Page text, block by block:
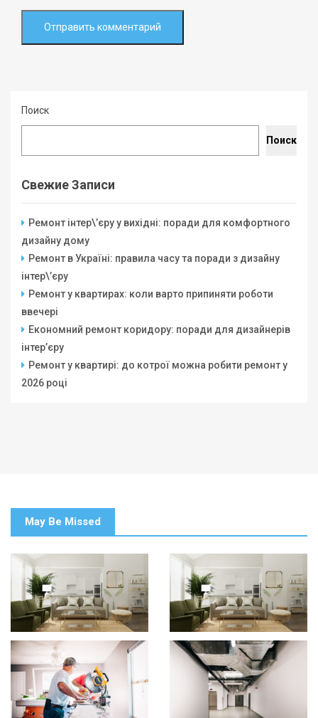
Поиск
Поиск
Свежие Записи
Ремонт інтер\’єру у вихідні: поради для комфортного
дизайну дому
Ремонт в Україні: правила часу та поради з дизайну
інтер\’єру
Ремонт у квартирах: коли варто припиняти роботи
ввечері
Економний ремонт коридору: поради для дизайнерів
інтер’єру
Ремонт у квартирі: до котрої можна робити ремонт у
2026 році
May Be Missed